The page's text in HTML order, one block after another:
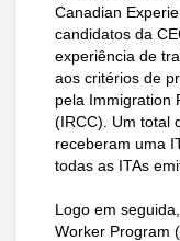
Canadian
candidatos da
experiência de
aos critérios de
pela Immigration
(IRCC). Um total
receberam uma
todas as ITAs
Logo em
Worker Program